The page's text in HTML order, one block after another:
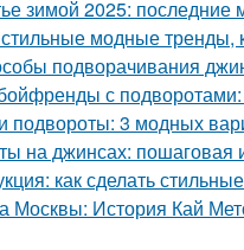
зимой 2025: последние
модные тренды,
подворачивания
с подворотами:
3 модных
на джинсах: пошаговая
как сделать
Москвы: История Кай